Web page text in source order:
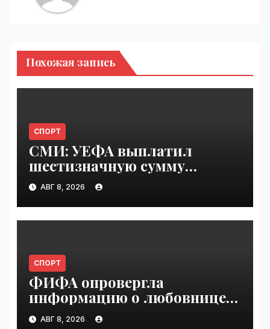
Похожая запись
СПОРТ
СМИ: УЕФА выплатил
шестизначную сумму
любовнице Инфантино |
VseTime.ru
АВГ 8, 2026
СПОРТ
ФИФА опровергла
информацию о любовнице
Инфантино | VseTime.ru
АВГ 8, 2026